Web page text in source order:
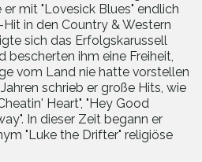
mit "Lovesick Blues" endlich
in den Country & Western
sich das Erfolgskarussell
bescherten ihm eine Freiheit,
vom Land nie hatte vorstellen
schrieb er große Hits, wie
Heart", "Hey Good
In dieser Zeit begann er
"Luke the Drifter" religiöse